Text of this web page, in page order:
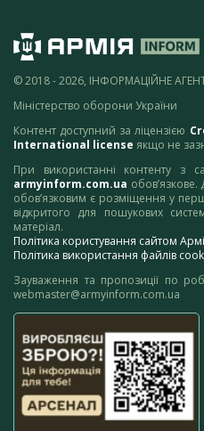
© 2018 - 2026, ІНФОРМАЦІЙНЕ
Міністерство оборони України
Контент доступний за ліцензією
International license якщо не
При використанні контенту з
armyinform.com.ua обов’язкове.
обов’язковим є розміщення у
відкритого для пошукових
матеріал.
Політика користування сайтом
Політика використання файлів
Зауваження та пропозиції по
webmaster@armyinform.com.ua